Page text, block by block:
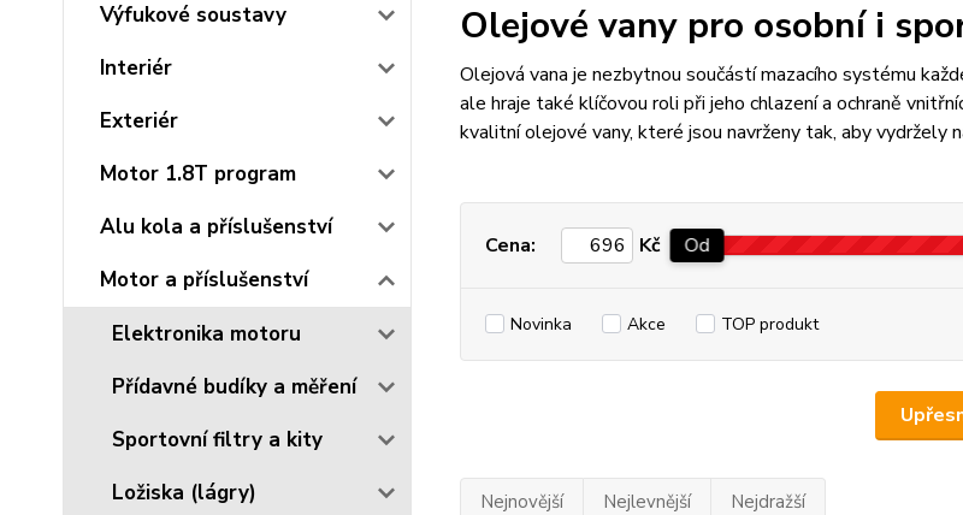
Výfukové soustavy
Interiér
Exteriér
Motor 1.8T program
Alu kola a příslušenství
Motor a příslušenství
Elektronika motoru
Přídavné budíky a měření
Sportovní filtry a kity
Ložiska (lágry)
Olejové vany pro osobní i
Olejová vana je nezbytnou součástí mazacího systému
ale hraje také klíčovou roli při jeho chlazení a ochraně
kvalitní olejové vany, které jsou navrženy tak, aby vydržely
Cena: Kč Od
Novinka Akce TOP produkt
Nejnovější Nejlevnější Nejdražší